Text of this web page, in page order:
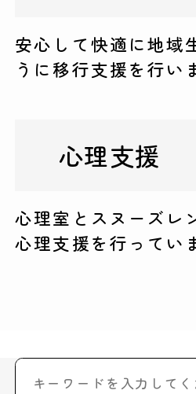
安心して快適に地域
うに移行支援を行い
心理支援
心理室とスヌーズレ
心理支援を行ってい